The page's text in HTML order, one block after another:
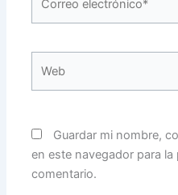
electrónico*
Guardar mi nombre,
en este navegador para
comentario.